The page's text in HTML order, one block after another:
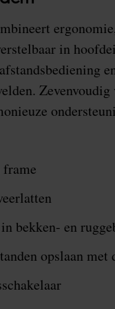
in
frame
bekken- en
opslaan